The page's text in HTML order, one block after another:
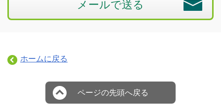
メールで送る
ホームに戻る
ページの先頭へ戻る